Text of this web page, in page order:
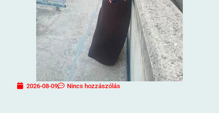
2026-08-09 Nincs hozzászólás